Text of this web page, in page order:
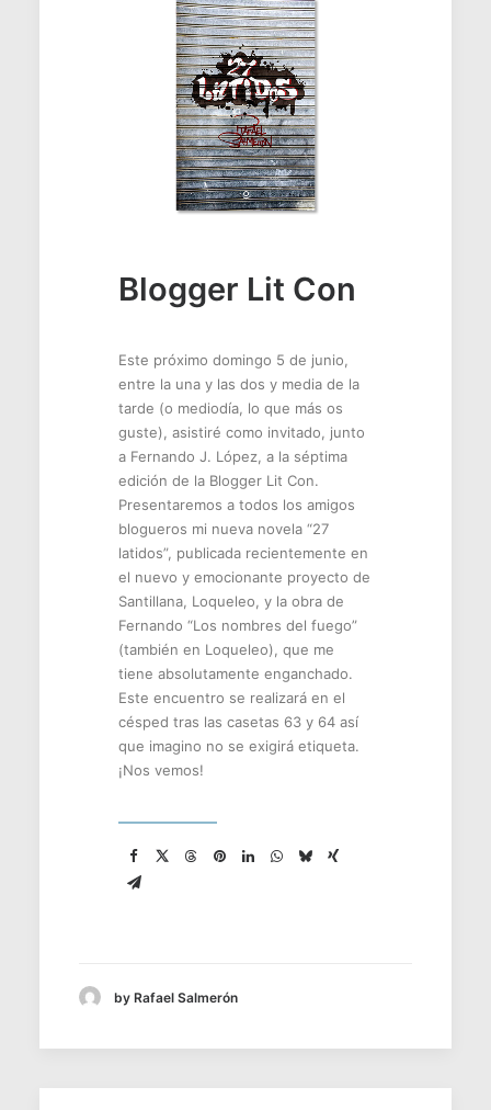
Blogger Lit Con
Este próximo domingo 5 de junio,
entre la una y las dos y media de la
tarde (o mediodía, lo que más os
guste), asistiré como invitado, junto
a Fernando J. López, a la séptima
edición de la Blogger Lit Con.
Presentaremos a todos los amigos
blogueros mi nueva novela “27
latidos”, publicada recientemente en
el nuevo y emocionante proyecto de
Santillana, Loqueleo, y la obra de
Fernando “Los nombres del fuego”
(también en Loqueleo), que me
tiene absolutamente enganchado.
Este encuentro se realizará en el
césped tras las casetas 63 y 64 así
que imagino no se exigirá etiqueta.
¡Nos vemos!
by Rafael Salmerón